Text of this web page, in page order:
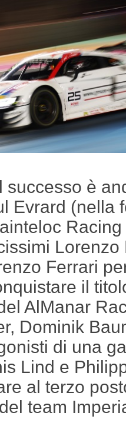
successo è
Evrard (nella
Ferrari
il
AlManar
Dominik
di una
Lind e
al terzo
team